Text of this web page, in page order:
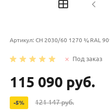
Артикул: CH 2030/60 1270 ¾ RAL
Под заказ
115 090 руб.
-5% 121 147 руб.